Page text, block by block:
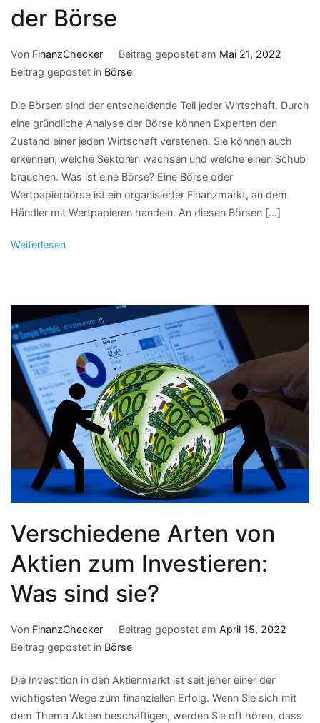
der Börse
Von FinanzChecker Beitrag gepostet am Mai 21, 2022
Beitrag gepostet in Börse
Die Börsen sind der entscheidende Teil jeder Wirtschaft. Durch
eine gründliche Analyse der Börse können Experten den
Zustand einer jeden Wirtschaft verstehen. Sie können auch
erkennen, welche Sektoren wachsen und welche einen Schub
brauchen. Was ist eine Börse? Eine Börse oder
Wertpapierbörse ist ein organisierter Finanzmarkt, an dem
Händler mit Wertpapieren handeln. An diesen Börsen […]
Weiterlesen
Verschiedene Arten von
Aktien zum Investieren:
Was sind sie?
Von FinanzChecker Beitrag gepostet am April 15, 2022
Beitrag gepostet in Börse
Die Investition in den Aktienmarkt ist seit jeher einer der
wichtigsten Wege zum finanziellen Erfolg. Wenn Sie sich mit
dem Thema Aktien beschäftigen, werden Sie oft hören, dass